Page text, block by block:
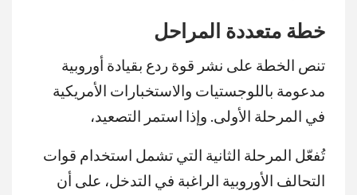
خطة متعددة المراحل
تنص الخطة على نشر قوة ردع بقيادة أوروبية
مدعومة باللوجستيات والاستخبارات الأمريكية
في المرحلة الأولى. وإذا استمر التصعيد،
تُفعّل المرحلة الثانية التي تشمل استخدام قوات
التحالف الأوروبية الراغبة في التدخل، على أن